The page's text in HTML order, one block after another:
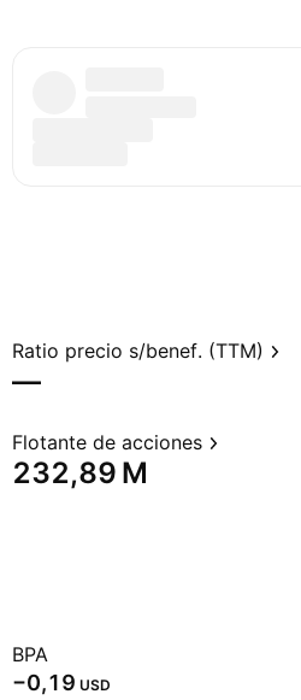
Ratio precio s/benef. (TTM)
—
Flotante de acciones
‪232,89 M‬
BPA
−0,19 USD